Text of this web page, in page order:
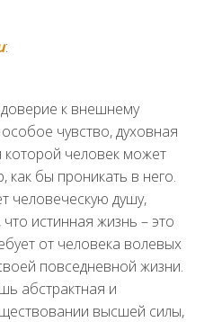
:
к внешнему
чувство, духовная
которой человек может
бы проникать в него.
человеческую душу,
истинная жизнь – это
от человека волевых
повседневной жизни.
абстрактная и
высшей силы,